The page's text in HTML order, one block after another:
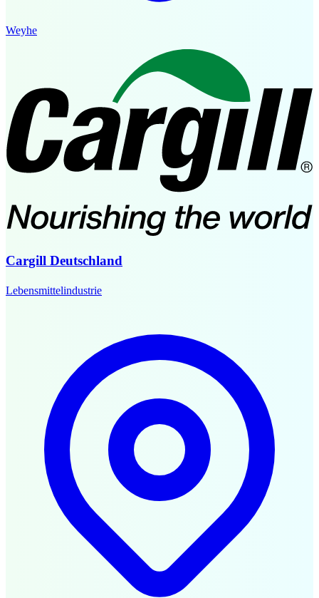
Weyhe
Cargill Deutschland
Lebensmittelindustrie